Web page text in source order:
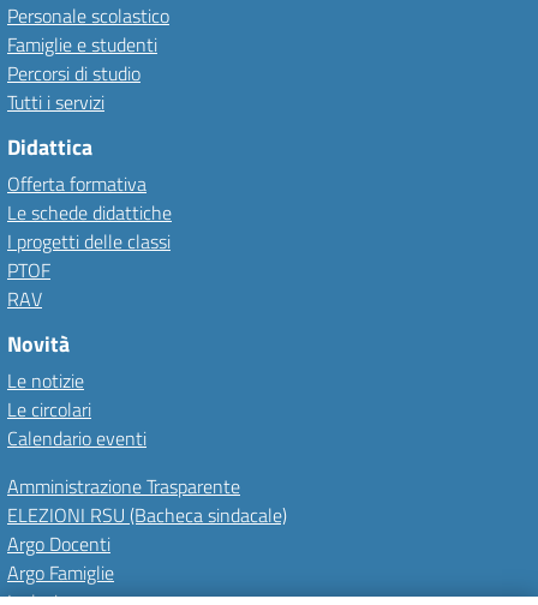
Personale scolastico
Famiglie e studenti
Percorsi di studio
Tutti i servizi
Didattica
Offerta formativa
Le schede didattiche
I progetti delle classi
PTOF
RAV
Novità
Le notizie
Le circolari
Calendario eventi
Amministrazione Trasparente
ELEZIONI RSU (Bacheca sindacale)
Argo Docenti
Argo Famiglie